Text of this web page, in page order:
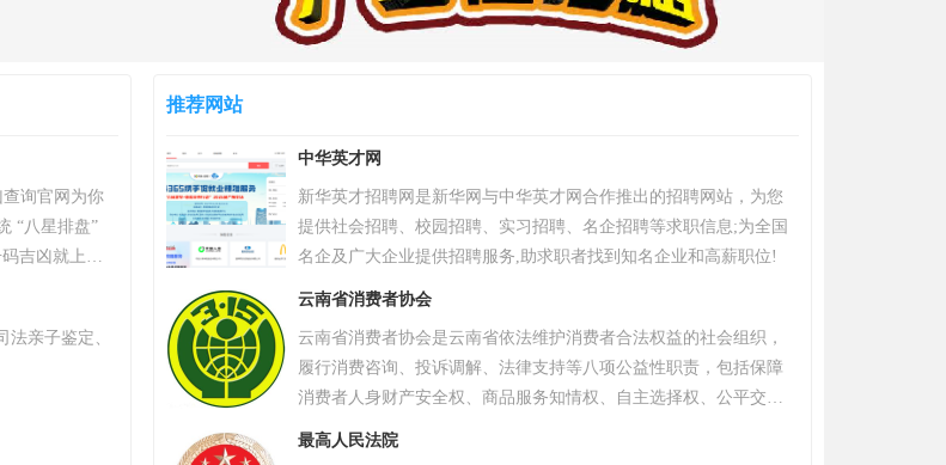
查询官网为你
“八星排盘”
吉凶就上号
准，靠谱！
亲子鉴定、
推荐网站
中华英才网
新华英才招聘网是新华网与中华英才网合作推出的招聘网站，为您
提供社会招聘、校园招聘、实习招聘、名企招聘等求职信息;为全国
名企及广大企业提供招聘服务,助求职者找到知名企业和高薪职位!
云南省消费者协会
云南省消费者协会是云南省依法维护消费者合法权益的社会组织，
履行消费咨询、投诉调解、法律支持等八项公益性职责，包括保障
消费者人身财产安全权、商品服务知情权、自主选择权、公平交易
权、损害赔偿权、消费获知权以及人格尊严和民族风俗习惯受尊重
最高人民法院